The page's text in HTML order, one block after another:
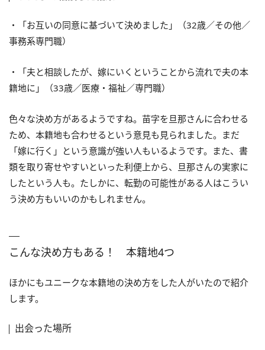
・「お互いの同意に基づいて決めました」（32歳／その他／
事務系専門職）
・「夫と相談したが、嫁にいくということから流れで夫の本
籍地に」（33歳／医療・福祉／専門職）
色々な決め方があるようですね。苗字を旦那さんに合わせる
ため、本籍地も合わせるという意見も見られました。まだ
「嫁に行く」という意識が強い人もいるようです。また、書
類を取り寄せやすいといった利便上から、旦那さんの実家に
したという人も。たしかに、転勤の可能性がある人はこうい
う決め方もいいのかもしれません。
こんな決め方もある！ 本籍地4つ
ほかにもユニークな本籍地の決め方をした人がいたので紹介
します。
出会った場所